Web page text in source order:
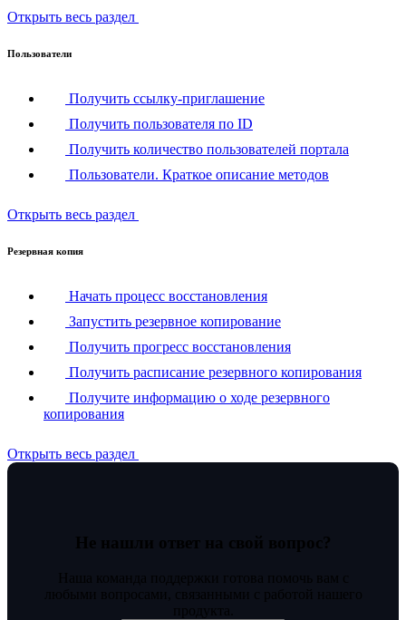
Открыть весь раздел
Пользователи
Получить ссылку-приглашение
Получить пользователя по ID
Получить количество пользователей портала
Пользователи. Краткое описание методов
Открыть весь раздел
Резервная копия
Начать процесс восстановления
Запустить резервное копирование
Получить прогресс восстановления
Получить расписание резервного копирования
Получите информацию о ходе резервного
копирования
Открыть весь раздел
Не нашли ответ на свой вопрос?
Наша команда поддержки готова помочь вам с
любыми вопросами, связанными с работой нашего
продукта.